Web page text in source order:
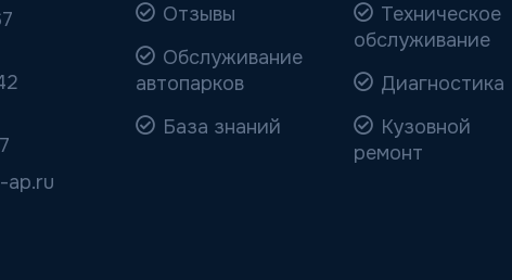
ap.ru
Отзывы
Обслуживание
автопарков
База знаний
Техническое
обслуживание
Диагностика
Кузовной
ремонт